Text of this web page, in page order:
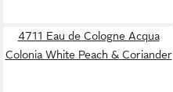
4711 Eau de Cologne Acqua
Colonia White Peach & Coriander